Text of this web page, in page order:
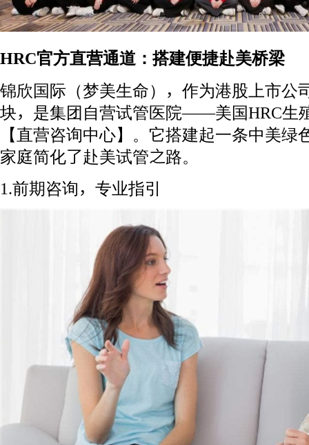
HRC官方直营通道：搭建便捷赴美桥梁
锦欣国际（梦美生命），作为港股上市公
块，是集团自营试管医院——美国HRC生
【直营咨询中心】。它搭建起一条中美绿
家庭简化了赴美试管之路。
1.前期咨询，专业指引